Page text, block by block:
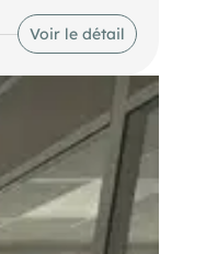
Voir le détail